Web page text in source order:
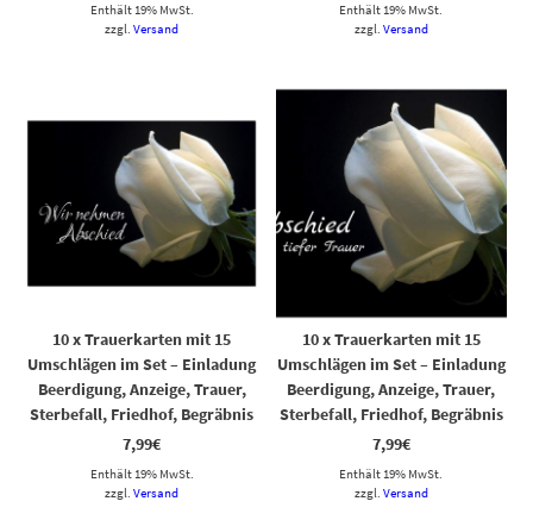
Enthält 19% MwSt.
zzgl.Versand
Enthält 19% MwSt.
zzgl. Versand
10 x Trauerkarten mit 15
Umschlägen im Set – Einladung
Beerdigung, Anzeige, Trauer,
Sterbefall, Friedhof, Begräbnis
7,99€
Enthält 19% MwSt.
zzgl.Versand
10 x Trauerkarten mit 15
Umschlägen im Set – Einladung
Beerdigung, Anzeige, Trauer,
Sterbefall, Friedhof, Begräbnis
7,99€
Enthält 19% MwSt.
zzgl. Versand